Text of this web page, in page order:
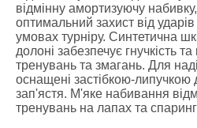
відмінну амортизуючу
оптимальний захист від
умовах турніру. Синтетична
долоні забезпечує гнучкість
тренувань та змагань. Для
оснащені застібкою-липучкою
зап'ястя. М'яке набивання
тренувань на лапах та